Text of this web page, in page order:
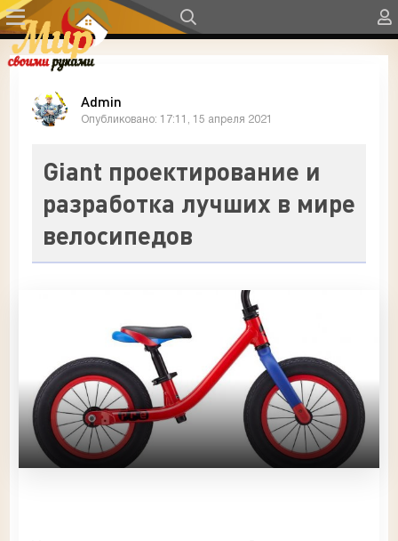
Admin
Опубликовано: 17:11, 15 апреля 2021
Giant проектирование и
разработка лучших в мире
велосипедов